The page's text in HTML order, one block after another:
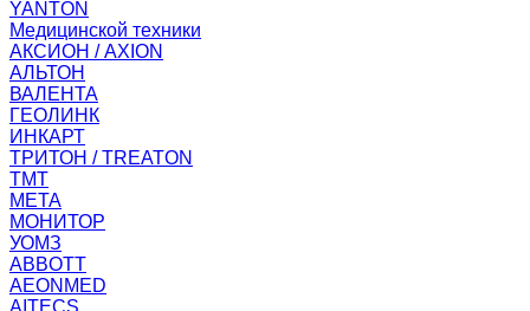
YANTON
Медицинской техники
АКСИОН / AXION
АЛЬТОН
ВАЛЕНТА
ГЕОЛИНК
ИНКАРТ
ТРИТОН / TREATON
ТМТ
МЕТА
МОНИТОР
УОМЗ
ABBOTT
AEONMED
AITECS